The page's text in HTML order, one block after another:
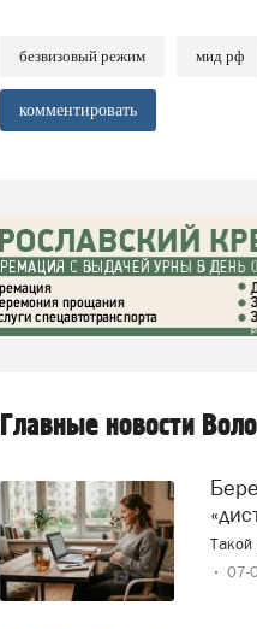
безвизовый режим мид рф
комментировать
Главные новости
Беременных женщин предлагают переводить на
Такой
07-